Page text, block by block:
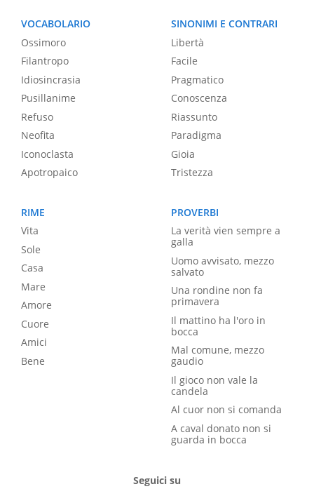
VOCABOLARIO
Ossimoro
Filantropo
Idiosincrasia
Pusillanime
Refuso
Neofita
Iconoclasta
Apotropaico
SINONIMI E CONTRARI
Libertà
Facile
Pragmatico
Conoscenza
Riassunto
Paradigma
Gioia
Tristezza
RIME
Vita
Sole
Casa
Mare
Amore
Cuore
Amici
Bene
PROVERBI
La verità vien sempre a
galla
Uomo avvisato, mezzo
salvato
Una rondine non fa
primavera
Il mattino ha l'oro in
bocca
Mal comune, mezzo
gaudio
Il gioco non vale la
candela
Al cuor non si comanda
A caval donato non si
guarda in bocca
Seguici su